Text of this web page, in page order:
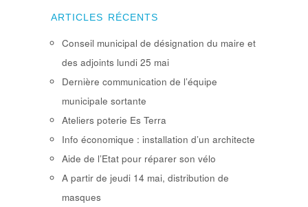
ARTICLES RÉCENTS
Conseil municipal de désignation du maire et
des adjoints lundi 25 mai
Dernière communication de l’équipe
municipale sortante
Ateliers poterie Es Terra
Info économique : installation d’un architecte
Aide de l’Etat pour réparer son vélo
A partir de jeudi 14 mai, distribution de
masques